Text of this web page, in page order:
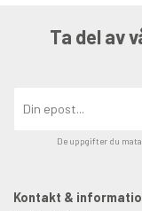
Ta del av
De uppgifter du
Kontakt &